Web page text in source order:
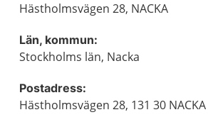
Hästholmsvägen 28, NACKA
Län, kommun:
Stockholms län, Nacka
Postadress:
Hästholmsvägen 28, 131 30 NACKA